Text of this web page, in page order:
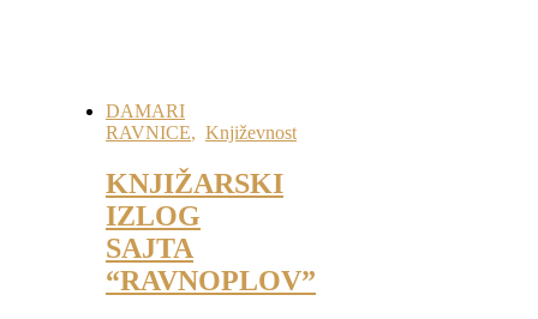
DAMARI
RAVNICE, Književnost
KNJIŽARSKI
IZLOG
SAJTA
“RAVNOPLOV”